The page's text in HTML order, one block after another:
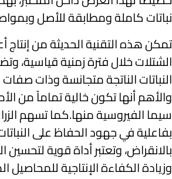
نباتات كاملة ومطابقة للأصل
تمكن هذه التقنية الحديثة من إنتاج
الشتلات خلال فترة زمنية قياسية،
النباتات الناتجة متجانسة وذات
والأهم أنها تكون خالية تماماً من
سيما الفيروسية منها.كما تسهم
بفاعلية في جهود الحفاظ على
بالانقراض، وتعتبر أداة قوية لتحسين
وزيادة الكفاءة الإنتاجية للمحاصيل